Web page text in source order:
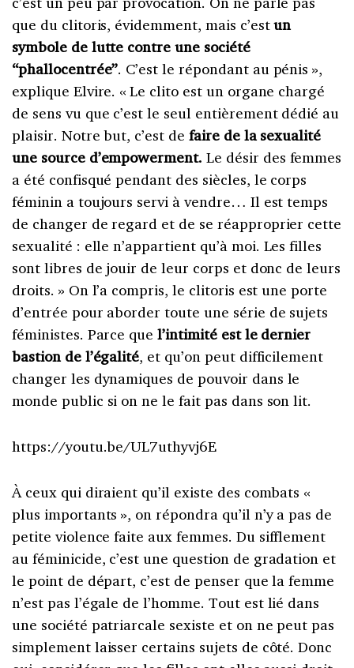
que du clitoris, évidemment, mais c’estun
symbole de lutte contre une société
“phallocentrée”. C’est le répondant au pénis »,
explique Elvire. « Le clito est un organe chargé
de sens vu que c’est le seul entièrement dédié au
plaisir. Notre but, c’est de faire de la sexualité
une source d’empowerment. Le désir des femmes
a été confisqué pendant des siècles, le corps
féminin a toujours servi à vendre… Il est temps
de changer de regard et de se réapproprier cette
sexualité : elle n’appartient qu’à moi. Les filles
sont libres de jouir de leur corps et donc de leurs
droits. » On l’a compris, le clitoris est une porte
d’entrée pour aborder toute une série de sujets
féministes. Parce quel’intimité est le dernier
bastion de l’égalité, et qu’on peut difficilement
changer les dynamiques de pouvoir dans le
monde public si on ne le fait pas dans son lit.
https://youtu.be/UL7uthyvj6E
À ceux qui diraient qu’il existe des combats «
plus importants », on répondra qu’il n’y a pas de
petite violence faite aux femmes. Du sifflement
au féminicide, c’est une question de gradation et
le point de départ, c’est de penser que la femme
n’est pas l’égale de l’homme. Tout est lié dans
une société patriarcale sexiste et on ne peut pas
simplement laisser certains sujets de côté. Donc